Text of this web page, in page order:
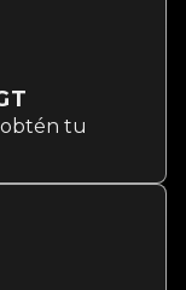
obtén tu